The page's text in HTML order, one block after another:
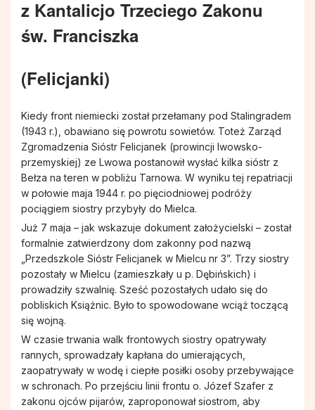
z Kantalicjo Trzeciego Zakonu
św. Franciszka
(Felicjanki)
Kiedy front niemiecki został przełamany pod Stalingradem
(1943 r.), obawiano się powrotu sowietów. Toteż Zarząd
Zgromadzenia Sióstr Felicjanek (prowincji lwowsko-
przemyskiej) ze Lwowa postanowił wysłać kilka sióstr z
Bełza na teren w pobliżu Tarnowa. W wyniku tej repatriacji
w połowie maja 1944 r. po pięciodniowej podróży
pociągiem siostry przybyły do Mielca.
Już 7 maja – jak wskazuje dokument założycielski – został
formalnie zatwierdzony dom zakonny pod nazwą
„Przedszkole Sióstr Felicjanek w Mielcu nr 3”. Trzy siostry
pozostały w Mielcu (zamieszkały u p. Dębińskich) i
prowadziły szwalnię. Sześć pozostałych udało się do
pobliskich Książnic. Było to spowodowane wciąż toczącą
się wojną.
W czasie trwania walk frontowych siostry opatrywały
rannych, sprowadzały kapłana do umierających,
zaopatrywały w wodę i ciepłe posiłki osoby przebywające
w schronach. Po przejściu linii frontu o. Józef Szafer z
zakonu ojców pijarów, zaproponował siostrom, aby